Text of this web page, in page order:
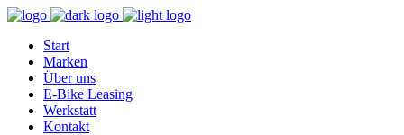
Start
Marken
Über uns
E-Bike Leasing
Werkstatt
Kontakt